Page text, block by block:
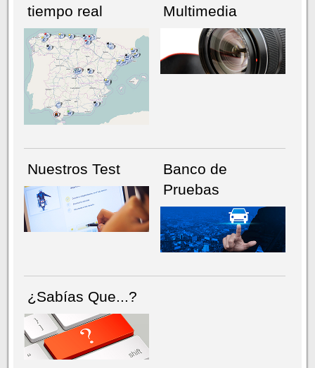
NÚMERO ACTUALHEMEROTECA
tiempo real
Multimedia
Nuestros Test
Banco de
Pruebas
¿Sabías Que...?